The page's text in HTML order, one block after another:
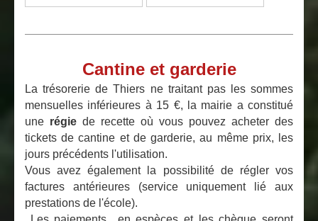
Cantine et garderie
La trésorerie de Thiers ne traitant pas les sommes
mensuelles inférieures à 15 €, la mairie a constitué
une régie de recette où vous pouvez acheter des
tickets de cantine et de garderie, au même prix, les
jours précédents l'utilisation.
Vous avez également la possibilité de régler vos
factures antérieures (service uniquement lié aux
prestations de l'école).